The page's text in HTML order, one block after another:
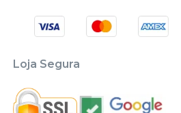
Loja Segura